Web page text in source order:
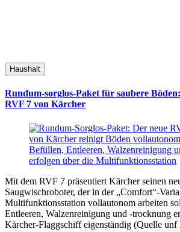
Haushalt
Rundum-sorglos-Paket für saubere
RVF 7 von Kärcher
Mit dem RVF 7 präsentiert Kärcher seinen
Saugwischroboter, der in der „Comfort“-
Multifunktionsstation vollautonom arbeiten
Entleeren, Walzenreinigung und -trocknung
Kärcher-Flaggschiff eigenständig (Quelle unf